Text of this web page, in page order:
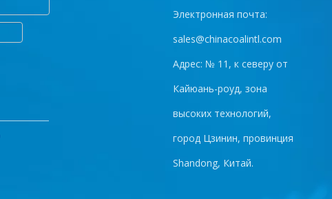
Электронная почта:
sales@chinacoalintl.com
Адрес: № 11, к северу от
Кайюань-роуд, зона
высоких технологий,
город Цзинин, провинция
Shandong, Китай.